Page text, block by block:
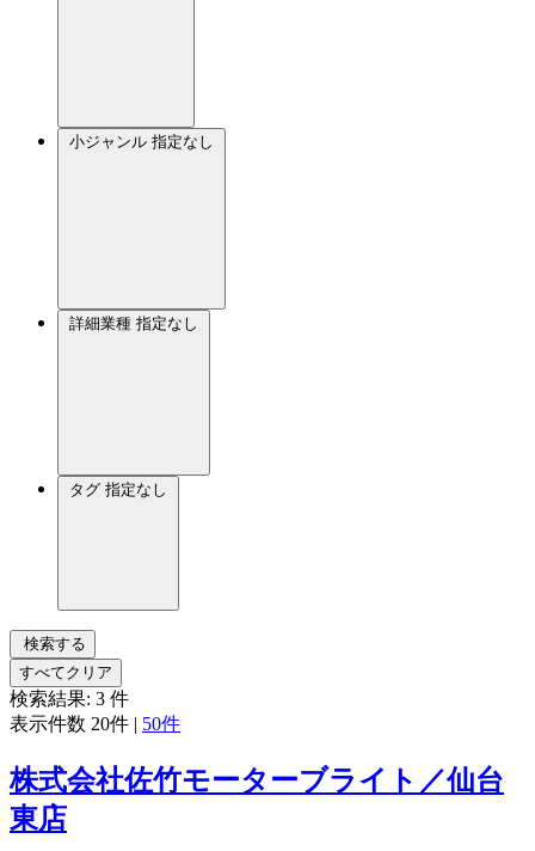
小ジャンル 指定なし
詳細業種 指定なし
タグ 指定なし
検索する
すべてクリア
検索結果: 3 件
表示件数 20件 | 50件
株式会社佐竹モーターブライト／仙台
東店